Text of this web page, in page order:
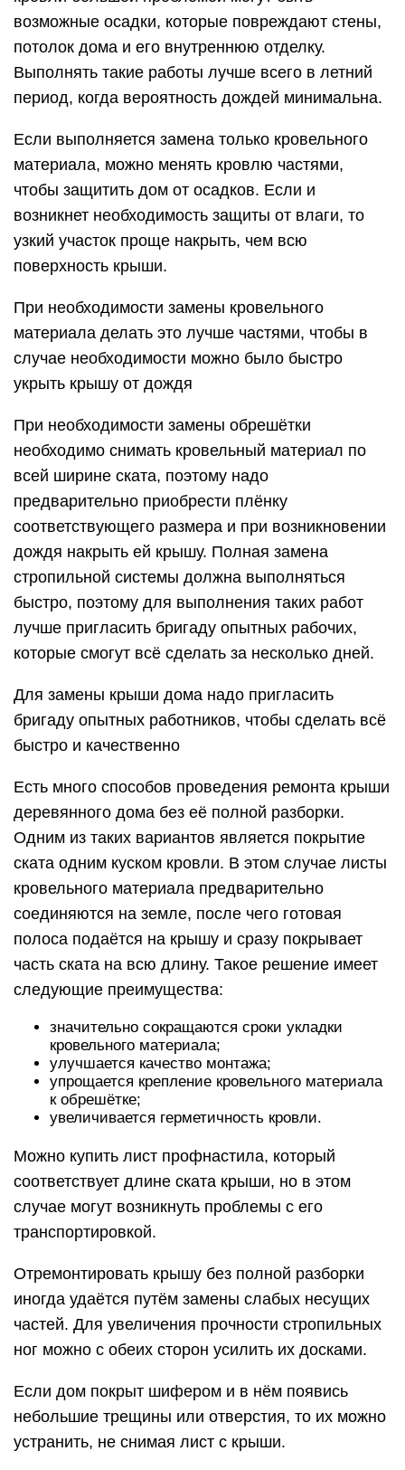
возможные осадки, которые повреждают стены,
потолок дома и его внутреннюю отделку.
Выполнять такие работы лучше всего в летний
период, когда вероятность дождей минимальна.
Если выполняется замена только кровельного
материала, можно менять кровлю частями,
чтобы защитить дом от осадков. Если и
возникнет необходимость защиты от влаги, то
узкий участок проще накрыть, чем всю
поверхность крыши.
При необходимости замены кровельного
материала делать это лучше частями, чтобы в
случае необходимости можно было быстро
укрыть крышу от дождя
При необходимости замены обрешётки
необходимо снимать кровельный материал по
всей ширине ската, поэтому надо
предварительно приобрести плёнку
соответствующего размера и при возникновении
дождя накрыть ей крышу. Полная замена
стропильной системы должна выполняться
быстро, поэтому для выполнения таких работ
лучше пригласить бригаду опытных рабочих,
которые смогут всё сделать за несколько дней.
Для замены крыши дома надо пригласить
бригаду опытных работников, чтобы сделать всё
быстро и качественно
Есть много способов проведения ремонта крыши
деревянного дома без её полной разборки.
Одним из таких вариантов является покрытие
ската одним куском кровли. В этом случае листы
кровельного материала предварительно
соединяются на земле, после чего готовая
полоса подаётся на крышу и сразу покрывает
часть ската на всю длину. Такое решение имеет
следующие преимущества:
значительно сокращаются сроки укладки
кровельного материала;
улучшается качество монтажа;
упрощается крепление кровельного материала
к обрешётке;
увеличивается герметичность кровли.
Можно купить лист профнастила, который
соответствует длине ската крыши, но в этом
случае могут возникнуть проблемы с его
транспортировкой.
Отремонтировать крышу без полной разборки
иногда удаётся путём замены слабых несущих
частей. Для увеличения прочности стропильных
ног можно с обеих сторон усилить их досками.
Если дом покрыт шифером и в нём появись
небольшие трещины или отверстия, то их можно
устранить, не снимая лист с крыши.